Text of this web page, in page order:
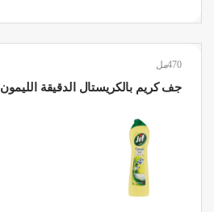
470مل
جف كريم بالكريستال الدقيقة الليمون 470مل